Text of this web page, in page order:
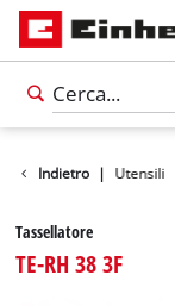
Indietro |
Prodotti Utensili
Tassellatore
TE-RH 38 3F